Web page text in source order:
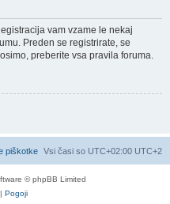
vam vzame le nekaj
Preden se registrirate, se
preberite vsa pravila foruma.
Vsi časi so UTC+02:00 UTC+2
piškotke
© phpBB Limited
Pogoji